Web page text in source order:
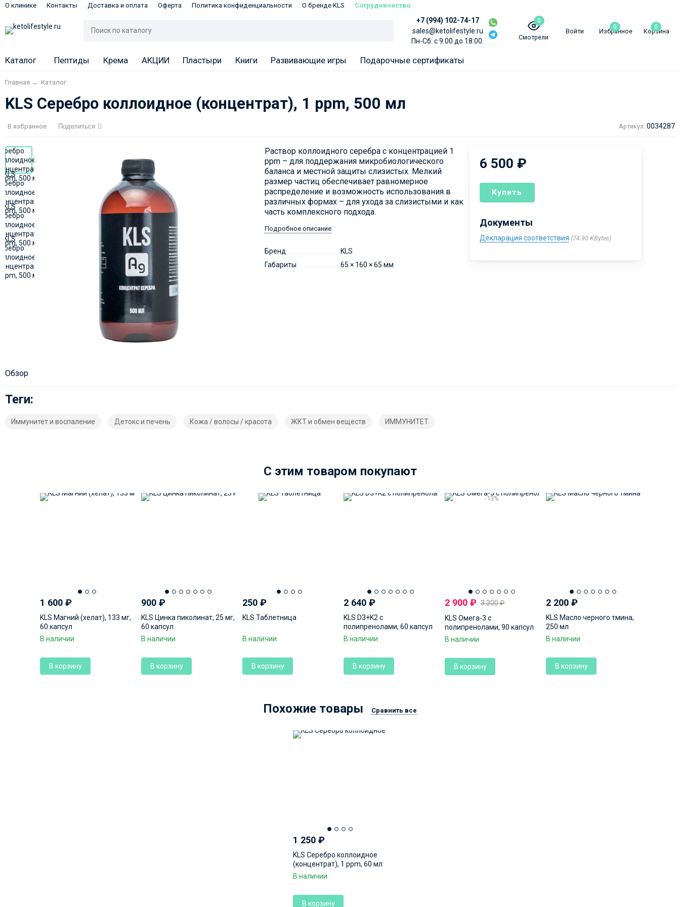
О клинике Контакты Доставка и оплата Оферта Политика конфиденциальности О бренде KLS Сотрудничество
+7 (994) 102-74-17
sales@ketolifestyle.ru
Пн-Сб: с 9:00 до 18:00.
0
Смотрели
Войти
0
Избранное
0
Корзина
Каталог Пептиды Крема АКЦИИ Пластыри Книги Развивающие игры Подарочные сертификаты
Главная → Каталог
KLS Серебро коллоидное (концентрат), 1 ppm, 500 мл
В избранное Поделиться Артикул: 0034287
Раствор коллоидного серебра с концентрацией 1
ppm – для поддержания микробиологического
баланса и местной защиты слизистых. Мелкий
размер частиц обеспечивает равномерное
распределение и возможность использования в
различных формах – для ухода за слизистыми и как
часть комплексного подхода.
Подробное описание
Бренд
KLS
Габариты
65 × 160 × 65 мм
6 500 ₽
Купить
Документы
Декларация соответствия 74.90 KBytes
Обзор
Теги:
Иммунитет и воспаление Детокс и печень Кожа / волосы / красота ЖКТ и обмен веществ ИММУНИТЕТ
C этим товаром покупают
1 600 ₽
KLS Магний (хелат), 133 мг,
60 капсул
В наличии
В корзину
900 ₽
KLS Цинка пиколинат, 25 мг,
60 капсул
В наличии
В корзину
250 ₽
KLS Таблетница
В наличии
В корзину
2 640 ₽
KLS D3+K2 с
полипренолами, 60 капсул
В наличии
В корзину
-13%
2 900 ₽ 3 300₽
KLS Омега-3 с
полипренолами, 90 капсул
В наличии
В корзину
2 200 ₽
KLS Масло черного тмина,
250 мл
В наличии
В корзину
Похожие товары Сравнить все
1 250 ₽
KLS Серебро коллоидное
(концентрат), 1 ppm, 60 мл
В наличии
В корзину